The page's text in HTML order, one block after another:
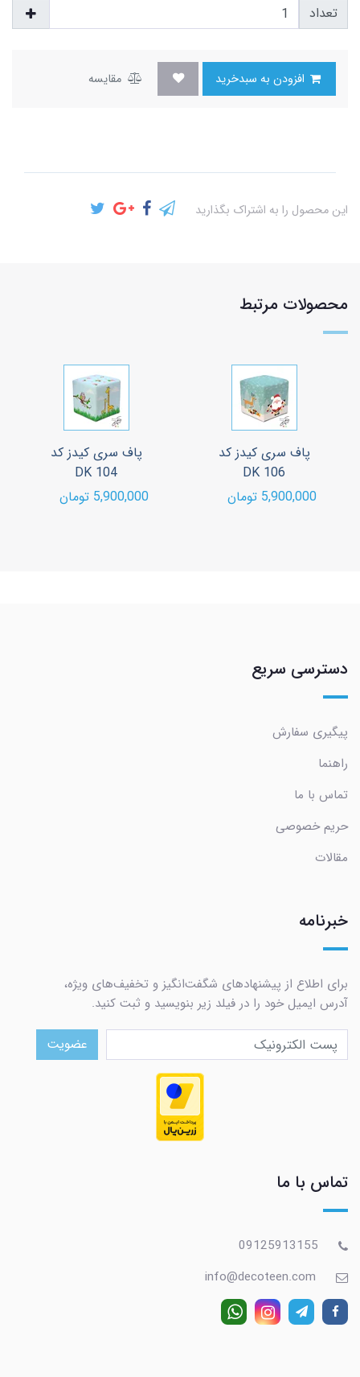
تعداد
مقایسه
این محصول را به اشتراک بگذارید
محصولات مرتبط
پاف سری کیدز کد
DK 106
5,900,000 تومان
پاف سری کیدز کد
DK 104
5,900,000 تومان
دسترسی سریع
پیگیری سفارش
راهنما
تماس با ما
حریم خصوصی
مقالات
خبرنامه
برای اطلاع از پیشنهادهای شگفت‌انگیز و تخفیف‌های ویژه،
آدرس ایمیل خود را در فیلد زیر بنویسید و ثبت کنید.
عضویت
تماس با ما